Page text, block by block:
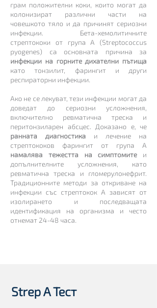
грам положителни коки, които могат да
колонизират различни части на
човешкото тяло и да причинят сериозни
инфекции. Бета-хемолитичните
стрептококи от група А (Streptococcus
pyogenes) са основната причина за
инфекции на горните дихателни пътища
като тонзилит, фарингит и други
респираторни инфекции.
Ако не се лекуват, тези инфекции могат да
доведат до сериозни усложнения,
включително ревматична треска и
перитонзиларен абсцес. Доказано е, че
ранната диагностика и лечение на
стрептококов фарингит от група А
намалява тежестта на симптомитеи
допълнителните усложнения, като
ревматична треска и гломерулонефрит.
Традиционните методи за откриване на
инфекции със стрептокок А зависят от
изолирането и последващата
идентификация на организма и често
отнемат 24-48 часа.
Strep A Тест